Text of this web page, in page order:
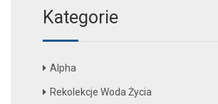
Kategorie
Alpha
Rekolekcje Woda Życia